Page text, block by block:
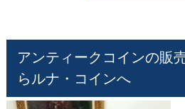
アンティークコインの販
らルナ・コインへ